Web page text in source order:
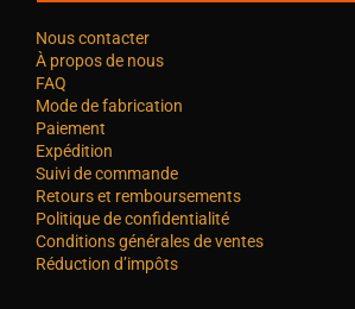
Nous contacter
À propos de nous
FAQ
Mode de fabrication
Paiement
Expédition
Suivi de commande
Retours et remboursements
Politique de confidentialité
Conditions générales de ventes
Réduction d’impôts